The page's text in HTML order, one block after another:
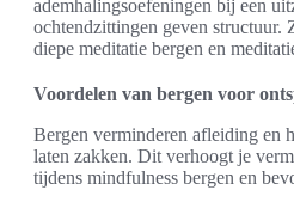
ademhalingsoefeningen bij een
ochtendzittingen geven structuur.
diepe meditatie bergen en
Voordelen van bergen voor
Bergen verminderen afleiding en
laten zakken. Dit verhoogt je
tijdens mindfulness bergen en